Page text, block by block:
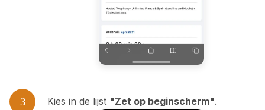
3 Kies in de lijst "Zet op beginscherm".